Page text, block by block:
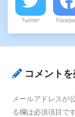
Twitter
コメント
メールアドレスが
る欄は必須項目で